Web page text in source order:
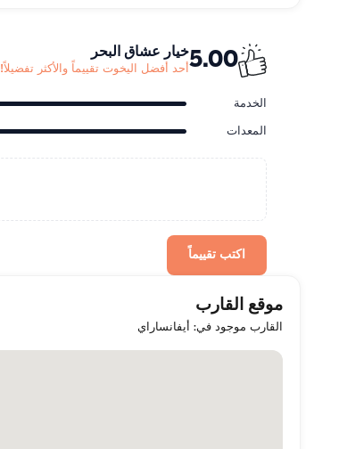
5.00خيار عشاق البحر
أحد أفضل اليخوت تقييماً والأكثر تفضيلاً!
الخدمة
المعدات
اكتب تقييماً
موقع القارب
القارب موجود في: أيفانساراي